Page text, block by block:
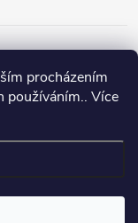
procházením
používáním.. Více
vyhrazena.